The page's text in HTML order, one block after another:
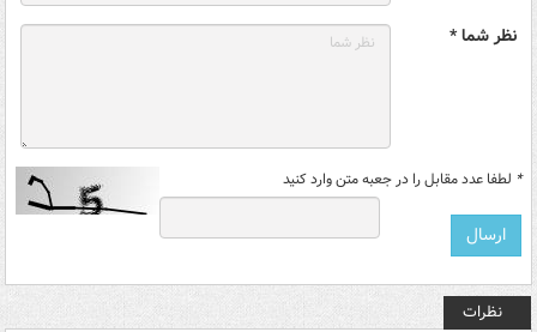
نظر شما *
* لطفا عدد مقابل را در جعبه متن وارد کنید
نظرات